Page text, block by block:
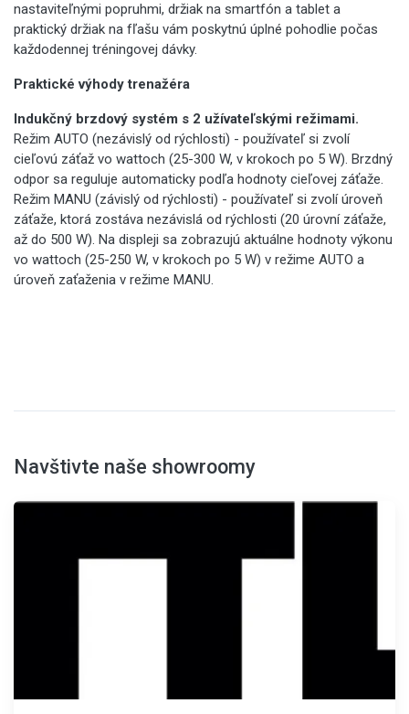
nastaviteľnými popruhmi, držiak na smartfón a tablet a
praktický držiak na fľašu vám poskytnú úplné pohodlie počas
každodennej tréningovej dávky.
Praktické výhody trenažéra
Indukčný brzdový systém s 2 užívateľskými režimami.
Režim AUTO (nezávislý od rýchlosti) - používateľ si zvolí
cieľovú záťaž vo wattoch (25-300 W, v krokoch po 5 W). Brzdný
odpor sa reguluje automaticky podľa hodnoty cieľovej záťaže.
Režim MANU (závislý od rýchlosti) - používateľ si zvolí úroveň
záťaže, ktorá zostáva nezávislá od rýchlosti (20 úrovní záťaže,
až do 500 W). Na displeji sa zobrazujú aktuálne hodnoty výkonu
vo wattoch (25-250 W, v krokoch po 5 W) v režime AUTO a
úroveň zaťaženia v režime MANU.
Navštivte naše showroomy